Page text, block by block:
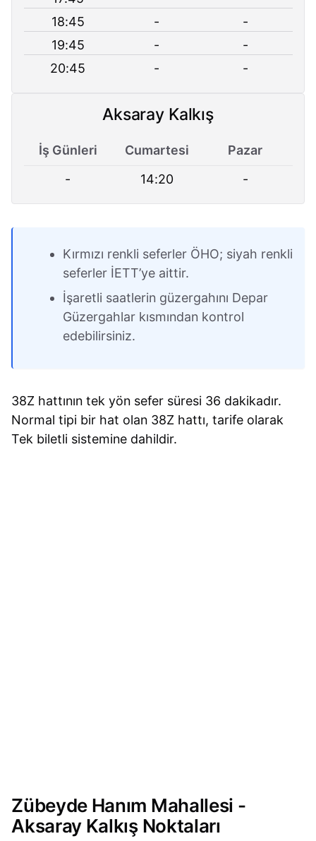
18:45
-
-
19:45
-
-
20:45
- -
Aksaray Kalkış
İş Günleri Cumartesi
Pazar
-
14:20 -
Kırmızı renkli seferler ÖHO; siyah renkli
seferler İETT’ye aittir.
İşaretli saatlerin güzergahını Depar
Güzergahlar kısmından kontrol
edebilirsiniz.
38Z hattının tek yön sefer süresi 36 dakikadır.
Normal tipi bir hat olan 38Z hattı, tarife olarak
Tek biletli sistemine dahildir.
Zübeyde Hanım Mahallesi -
Aksaray Kalkış Noktaları